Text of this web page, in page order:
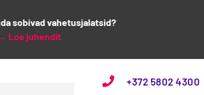
sobivad vahetusjalatsid?
Loe juhendit
+372 5802 4300